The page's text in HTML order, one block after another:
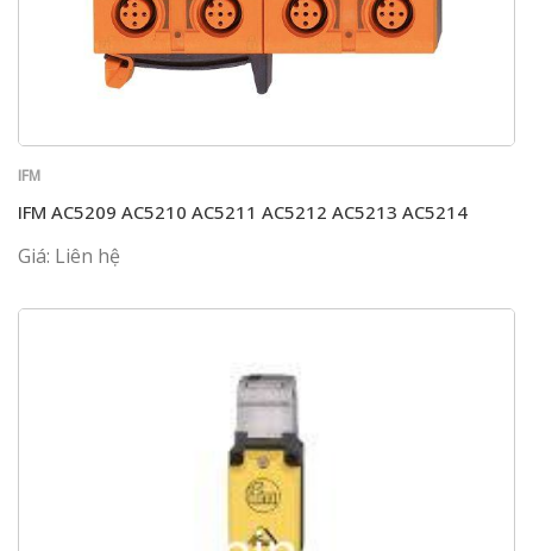
IFM
IFM AC5209 AC5210 AC5211 AC5212 AC5213 AC5214
Giá: Liên hệ